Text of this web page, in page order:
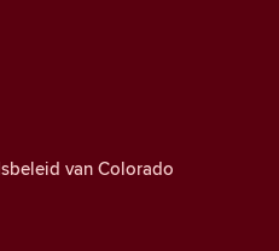
van Colorado